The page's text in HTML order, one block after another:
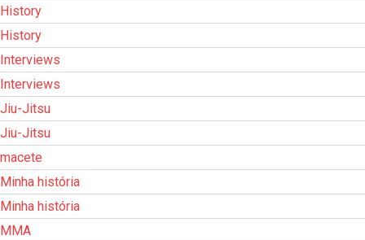
History
History
Interviews
Interviews
Jiu-Jitsu
Jiu-Jitsu
macete
Minha história
Minha história
MMA